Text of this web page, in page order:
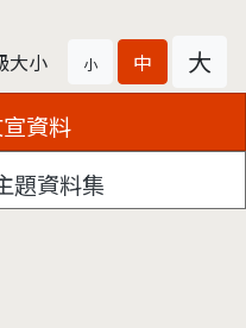
大小 小 中 大
資料
題資料集